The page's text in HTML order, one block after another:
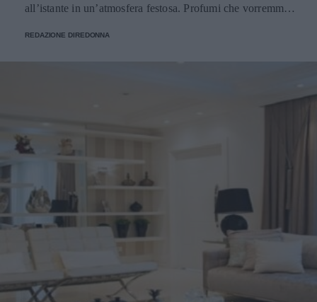
all’istante in un’atmosfera festosa. Profumi che vorremmo
REDAZIONE DIREDONNA